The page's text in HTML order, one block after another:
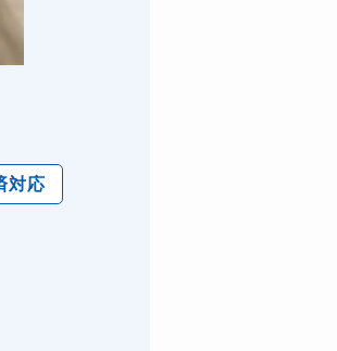
対応